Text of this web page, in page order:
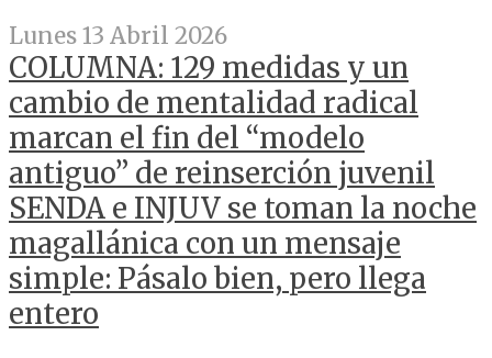
Lunes 13 Abril 2026
COLUMNA: 129 medidas y un
cambio de mentalidad radical
marcan el fin del “modelo
antiguo” de reinserción juvenil
SENDA e INJUV se toman la noche
magallánica con un mensaje
simple: Pásalo bien, pero llega
entero